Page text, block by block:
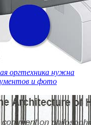
оргтехника нужна
и фото